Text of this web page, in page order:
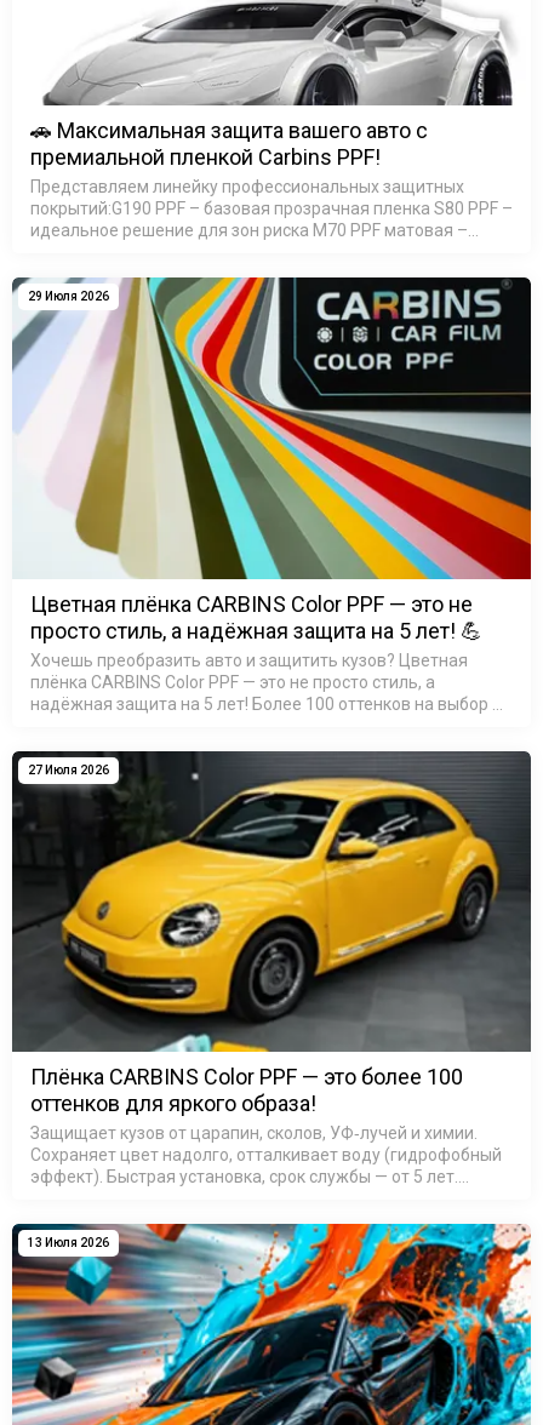
🚗 Максимальная защита вашего авто с
премиальной пленкой Carbins PPF!
Представляем линейку профессиональных защитных
покрытий:G190 PPF – базовая прозрачная пленка S80 PPF –
идеальное решение для зон риска M70 PPF матовая –
мик…
29 Июля 2026
Цветная плёнка CARBINS Color PPF — это не
просто стиль, а надёжная защита на 5 лет! 💪
Хочешь преобразить авто и защитить кузов? Цветная
плёнка CARBINS Color PPF — это не просто стиль, а
надёжная защита на 5 лет! Более 100 оттенков на выбор —
27 Июля 2026
Плёнка CARBINS Color PPF — это более 100
оттенков для яркого образа!
Защищает кузов от царапин, сколов, УФ‑лучей и химии.
Сохраняет цвет надолго, отталкивает воду (гидрофобный
эффект). Быстрая установка, срок службы — от 5 лет.
Подробн…
13 Июля 2026